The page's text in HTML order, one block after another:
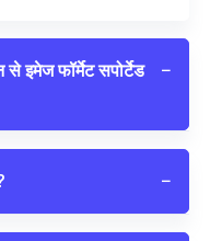
इमेज फॉर्मेट सपोर्टेड
−
−